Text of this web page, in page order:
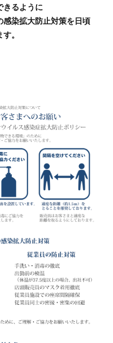
きるように
感染拡大防止対策を日頃
。